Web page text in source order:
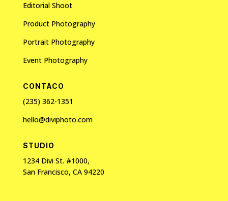
Editorial Shoot
Product Photography
Portrait Photography
Event Photography
CONTACO
(235) 362-1351
hello@diviphoto.com
STUDIO
1234 Divi St. #1000,
San Francisco, CA 94220